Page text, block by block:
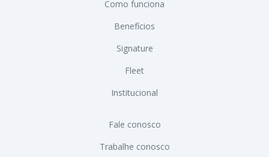
Como funciona
Benefícios
Signature
Fleet
Institucional
Fale conosco
Trabalhe conosco